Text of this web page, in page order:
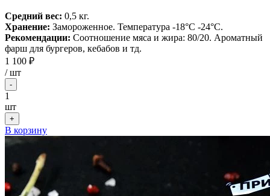
Средний вес: 0,5 кг.
Хранение: Замороженное. Температура -18°С -24°С.
Рекомендации: Соотношение мяса и жира: 80/20. Ароматный
фарш для бургеров, кебабов и тд.
1 100 ₽
/шт
-
1
шт
+
В корзину